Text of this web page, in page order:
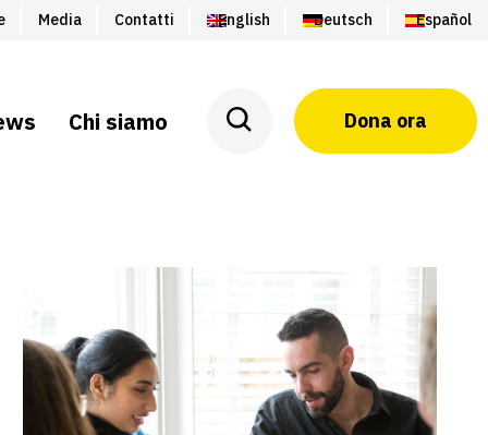
Media Contatti English Deutsch Español
Chi siamo Dona ora